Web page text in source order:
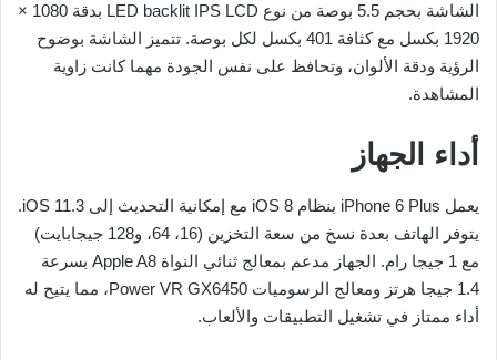
الشاشة بحجم 5.5 بوصة من نوع LED backlit IPS LCD بدقة 1080 ×
1920 بكسل مع كثافة 401 بكسل لكل بوصة. تتميز الشاشة بوضوح
الرؤية ودقة الألوان، وتحافظ على نفس الجودة مهما كانت زاوية
المشاهدة.
أداء الجهاز
يعمل iPhone 6 Plus بنظام iOS 8 مع إمكانية التحديث إلى iOS 11.3.
يتوفر الهاتف بعدة نسخ من سعة التخزين (16، 64، و128 جيجابايت)
مع 1 جيجا رام. الجهاز مدعم بمعالج ثنائي النواة Apple A8 بسرعة
1.4 جيجا هرتز ومعالج الرسوميات Power VR GX6450، مما يتيح له
أداء ممتاز في تشغيل التطبيقات والألعاب.